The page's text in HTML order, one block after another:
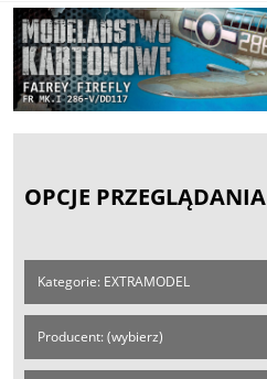
OPCJE PRZEGLĄDANIA
Kategorie: EXTRAMODEL
Producent: (wybierz)